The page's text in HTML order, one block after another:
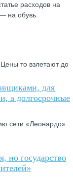
расходов на
на обувь.
то взлетают до
для
а долгосрочные
сети «Леонардо».
но государство